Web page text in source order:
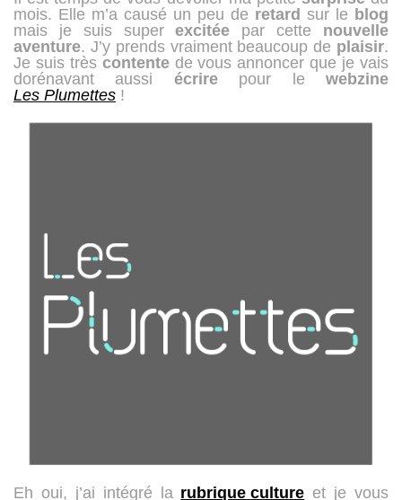
mois. Elle m’a causé un peu de retard sur le blog
mais je suis superexcitée par cette nouvelle
aventure. J’y prends vraiment beaucoup de plaisir.
Je suis très contentede vous annoncer que je vais
dorénavant aussi écrirepour lewebzine
Les Plumettes !
Eh oui, j’ai intégré la rubrique culture et je vous